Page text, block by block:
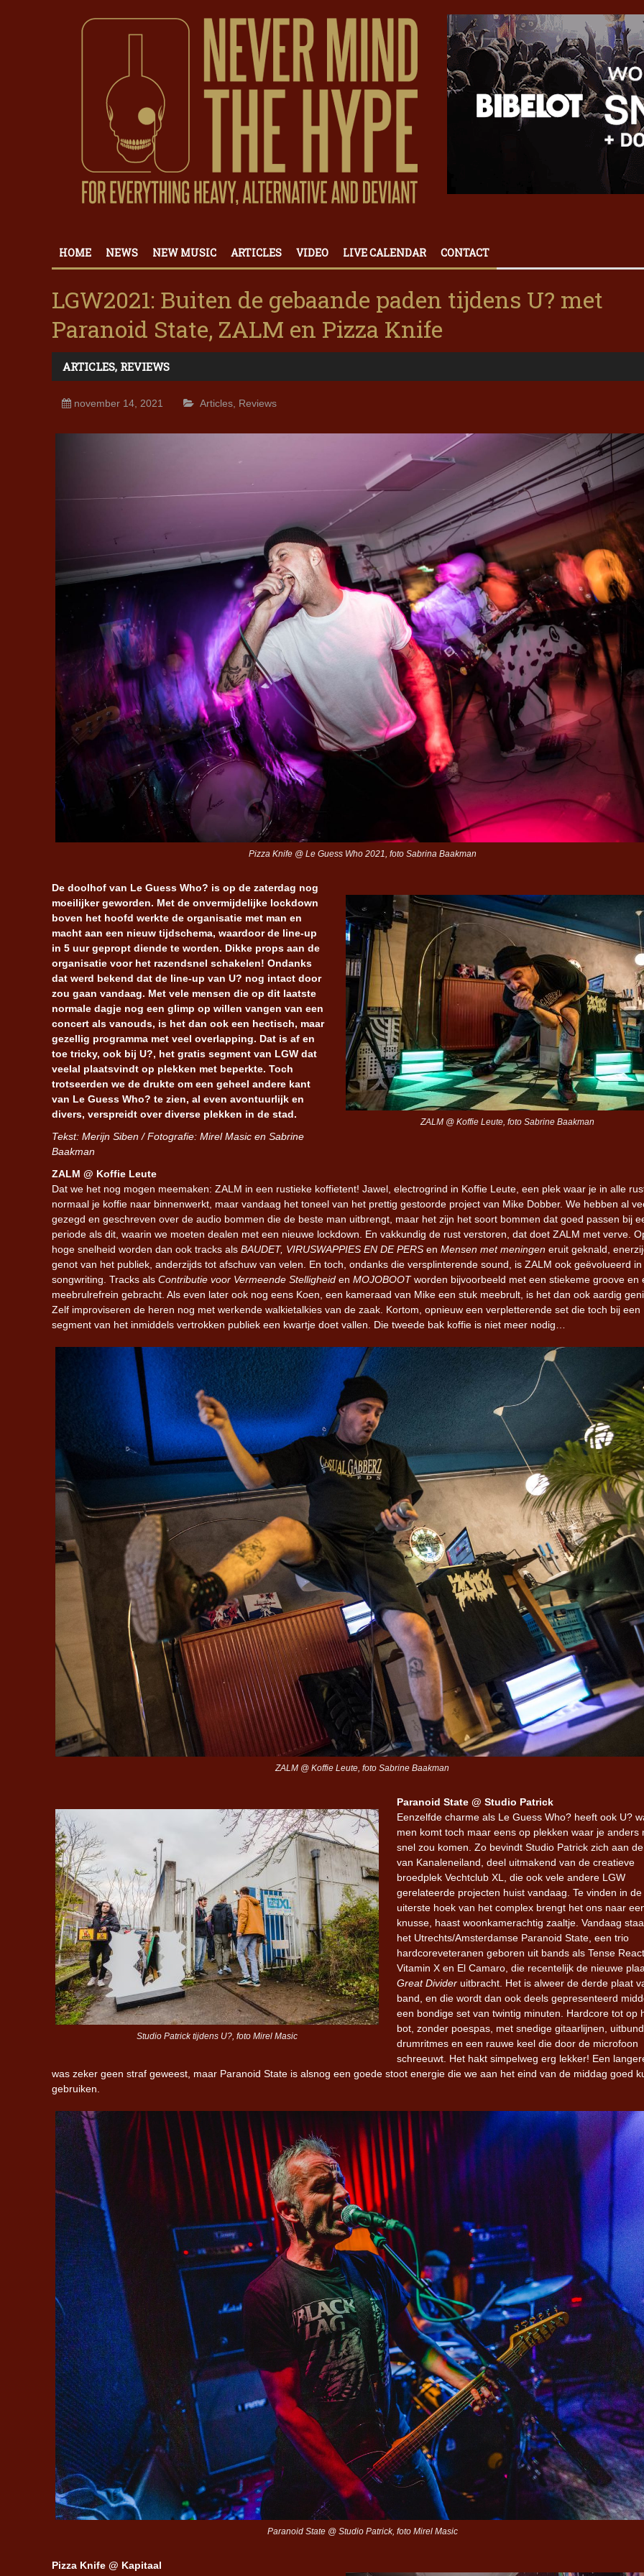
HOME NEWS NEW MUSIC ARTICLES VIDEO LIVE CALENDAR CONTACT
LGW2021: Buiten de gebaande paden tijdens U? met
Paranoid State, ZALM en Pizza Knife
ARTICLES, REVIEWS
november 14, 2021 Articles Reviews
Pizza Knife @ Le Guess Who 2021, foto Sabrina Baakman
ZALM @ Koffie Leute, foto Sabrine Baakman
De doolhof van Le Guess Who? is op de zaterdag nog
moeilijker geworden. Met de onvermijdelijke lockdown
boven het hoofd werkte de organisatie met man en
macht aan een nieuw tijdschema, waardoor de line-up
in 5 uur gepropt diende te worden. Dikke props aan de
organisatie voor het razendsnel schakelen! Ondanks
dat werd bekend dat de line-up van U? nog intact door
zou gaan vandaag. Met vele mensen die op dit laatste
normale dagje nog een glimp op willen vangen van een
concert als vanouds, is het dan ook een hectisch, maar
gezellig programma met veel overlapping. Dat is af en
toe tricky, ook bij U?, het gratis segment van LGW dat
veelal plaatsvindt op plekken met beperkte. Toch
trotseerden we de drukte om een geheel andere kant
van Le Guess Who? te zien, al even avontuurlijk en
divers, verspreidt over diverse plekken in de stad.
Tekst: Merijn Siben / Fotografie: Mirel Masic en Sabrine
Baakman
ZALM @ Koffie Leute
Dat we het nog mogen meemaken: ZALM in een rustieke koffietent! Jawel, electrogrind in Koffie Leute, een plek waar je in alle
normaal je koffie naar binnenwerkt, maar vandaag het toneel van het prettig gestoorde project van Mike Dobber. We hebben al
gezegd en geschreven over de audio bommen die de beste man uitbrengt, maar het zijn het soort bommen dat goed passen bij
periode als dit, waarin we moeten dealen met een nieuwe lockdown. En vakkundig de rust verstoren, dat doet ZALM met verve.
hoge snelheid worden dan ook tracks als BAUDET, VIRUSWAPPIES EN DE PERS en Mensen met meningen eruit geknald,
genot van het publiek, anderzijds tot afschuw van velen. En toch, ondanks die versplinterende sound, is ZALM ook geëvolueerd in
songwriting. Tracks als Contributie voor Vermeende Stelligheid en MOJOBOOTworden bijvoorbeeld met een stiekeme groove en
meebrulrefrein gebracht. Als even later ook nog eens Koen, een kameraad van Mike een stuk meebrult, is het dan ook aardig
Zelf improviseren de heren nog met werkende walkietalkies van de zaak. Kortom, opnieuw een verpletterende set die toch bij een
segment van het inmiddels vertrokken publiek een kwartje doet vallen. Die tweede bak koffie is niet meer nodig…
ZALM @ Koffie Leute, foto Sabrine Baakman
Studio Patrick tijdens U?, foto Mirel Masic
Paranoid State @ Studio Patrick
Eenzelfde charme als Le Guess Who? heeft ook U?
men komt toch maar eens op plekken waar je anders
snel zou komen. Zo bevindt Studio Patrick zich aan
van Kanaleneiland, deel uitmakend van de creatieve
broedplek Vechtclub XL, die ook vele andere LGW
gerelateerde projecten huist vandaag. Te vinden in de
uiterste hoek van het complex brengt het ons naar
knusse, haast woonkamerachtig zaaltje. Vandaag
het Utrechts/Amsterdamse Paranoid State, een trio
hardcoreveteranen geboren uit bands als Tense
Vitamin X en El Camaro, die recentelijk de nieuwe
Great Divider uitbracht. Het is alweer de derde plaat
band, en die wordt dan ook deels gepresenteerd
een bondige set van twintig minuten. Hardcore tot op
bot, zonder poespas, met snedige gitaarlijnen,
drumritmes en een rauwe keel die door de microfoon
schreeuwt. Het hakt simpelweg erg lekker! Een
was zeker geen straf geweest, maar Paranoid State is alsnog een goede stoot energie die we aan het eind van de middag goed
gebruiken.
Paranoid State @ Studio Patrick, foto Mirel Masic
Pizza Knife @ Kapitaal
Iron Jinn doopt vers epos
Futurist en munt Reich and
Roll-stijl